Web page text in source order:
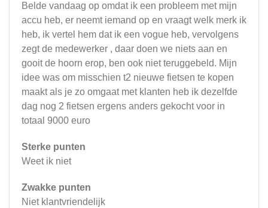
Belde vandaag op omdat ik een probleem met mijn
accu heb, er neemt iemand op en vraagt welk merk ik
heb, ik vertel hem dat ik een vogue heb, vervolgens
zegt de medewerker , daar doen we niets aan en
gooit de hoorn erop, ben ook niet teruggebeld. Mijn
idee was om misschien t2 nieuwe fietsen te kopen
maakt als je zo omgaat met klanten heb ik dezelfde
dag nog 2 fietsen ergens anders gekocht voor in
totaal 9000 euro
Sterke punten
Weet ik niet
Zwakke punten
Niet klantvriendelijk